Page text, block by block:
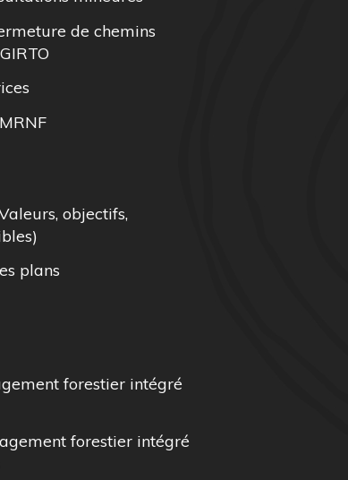
de chemins
objectifs,
plans
forestier intégré
forestier intégré